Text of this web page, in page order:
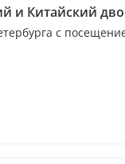
и Китайский
с